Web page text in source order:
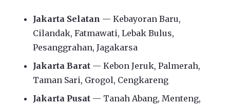
Jakarta Selatan — Kebayoran Baru,
Cilandak, Fatmawati, Lebak Bulus,
Pesanggrahan, Jagakarsa
Jakarta Barat — Kebon Jeruk, Palmerah,
Taman Sari, Grogol, Cengkareng
Jakarta Pusat — Tanah Abang, Menteng,